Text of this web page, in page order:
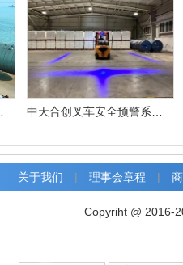
关于我们 | 理事会章程 |
Copyriht @ 2016-